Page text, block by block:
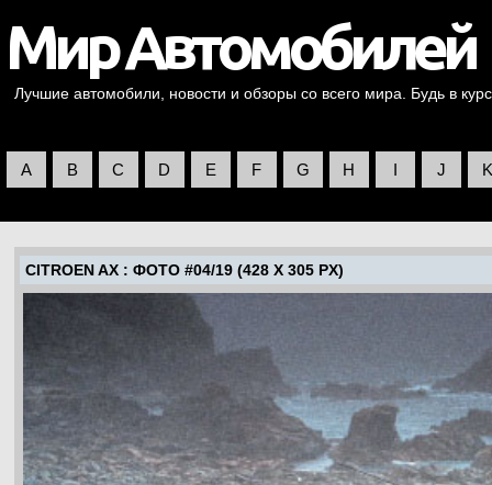
Лучшие автомобили, новости и обзоры со всего мира. Будь в
A B C D E F G H I J K
CITROEN AX : ФОТО #04/19 (428 X 305 PX)